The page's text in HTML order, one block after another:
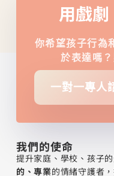
用戲
你希望孩子行為
於表達嗎
一對一專人
我們的使命
提升家庭、學校、孩子
的、專業的情緒守護者